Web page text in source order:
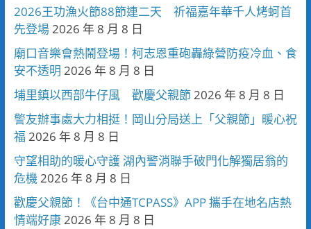
2026王功漁火節88節連二天 祈福嘉年華千人烤蚵首
先登場2026 年 8 月 8 日
廟口音樂會熱鬧登場！柯志恩重砲轟綠營防疫冷血、食
安不透明 2026 年 8 月 8 日
埔里鎮以西部牛仔風 歡慶父親節2026 年 8 月 8 日
警友辦事處大力相挺！岡山分局送上「父親節」暖心祝
福 2026 年 8 月 8 日
守望相助的暖心守護 湖內警消聯手破門化解獨居翁的
危機2026 年 8 月 8 日
歡慶父親節！《台中通TCPASS》APP 攜手在地名店熱
情端好康2026 年 8 月 8 日